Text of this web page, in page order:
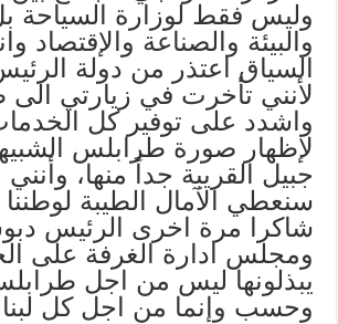
وليس فقط لوزارة السياحة
والبيئة والصناعة والإقتصاد
السياق اعتذر من دولة
لأنني تأخرت في زيارتي
واشدد على توفير كل
لإظهار صورة طرابلس
جبيل القريبة جداً منها، وأنني
سنعطي الآمال الطيبة لوطننا
شاكرا مرة اخرى الرئيس
ومجلس ادارة الغرفة على
يبذلونها ليس من اجل
وحسب وإنما من اجل كل